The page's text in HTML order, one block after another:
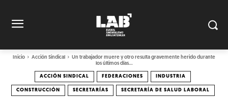
Inicio Acción Sindical
Un trabajador muere y otro resulta gravemente herido durante
los últimos días...
ACCIÓN SINDICAL FEDERACIONES INDUSTRIA
CONSTRUCCIÓN SECRETARÍAS SECRETARÍA DE SALUD LABORAL